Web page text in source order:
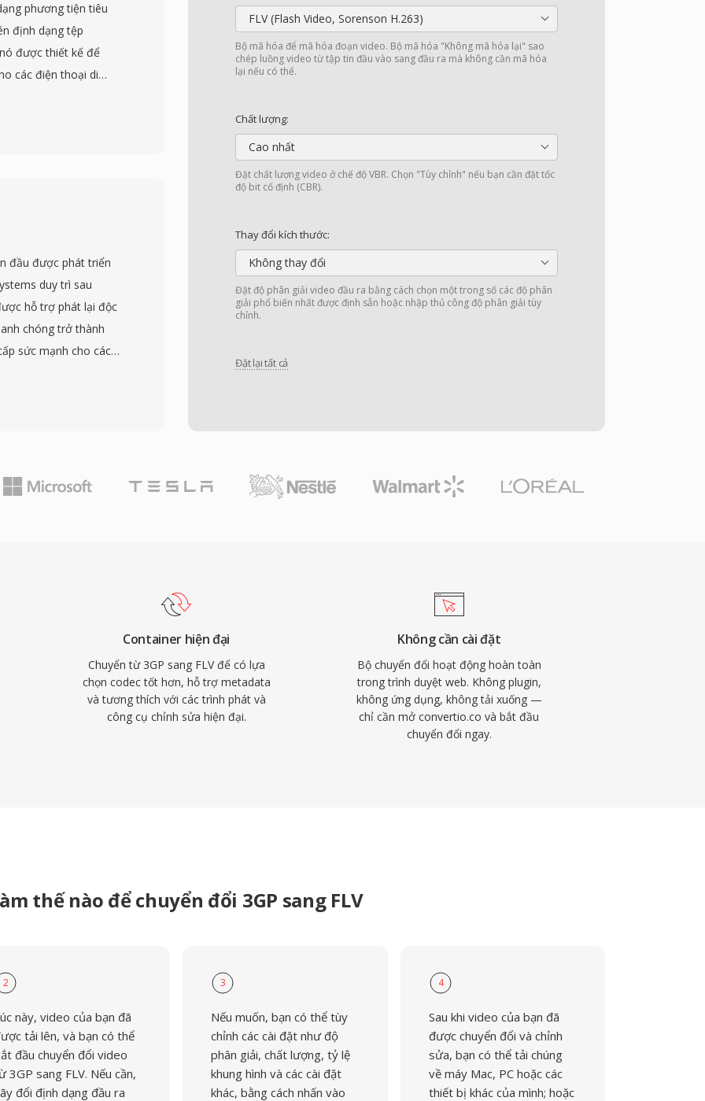
FLV (Flash Video, Sorenson H.263)
Bộ mã hóa để mã hóa đoạn video. Bộ mã hóa "Không mã hóa lại" sao
chép luồng video từ tập tin đầu vào sang đầu ra mà không cần mã hóa
lại nếu có thể.
Chất lượng:
Cao nhất
Đặt chất lượng video ở chế độ VBR. Chọn "Tùy chỉnh" nếu bạn cần đặt tốc
độ bit cố định (CBR).
Thay đổi kích thước:
Không thay đổi
Đặt độ phân giải video đầu ra bằng cách chọn một trong số các độ phân
giải phổ biến nhất được định sẵn hoặc nhập thủ công độ phân giải tùy
chỉnh.
Đặt lại tất cả
phương tiện tiêu
định dạng tệp
được thiết kế để
các điện thoại di
lưu trữ và phát video
có trong tệp MP4
mạng GSM và
văn bản đồng bộ thời
áp dụng rộng rãi từ
hầu như mọi điện
3GP một cách tự
nay ưu tiên MP4
đầu được phát triển
duy trì sau
hỗ trợ phát lại độc
chóng trở thành
sức mạnh cho các
cuối những năm
duyệt khác nhau
nơi, giải quyết vấn đề
nhúng với các điểm
điều hướng chương
trực tuyến từ một
một phương tiện
bản giải trí, giáo dục và
và các codec
tệp FLV vẫn còn
Container hiện đại
Chuyển từ 3GP sang FLV để có lựa
chọn codec tốt hơn, hỗ trợ metadata
và tương thích với các trình phát và
công cụ chỉnh sửa hiện đại.
Không cần cài đặt
Bộ chuyển đổi hoạt động hoàn toàn
trong trình duyệt web. Không plugin,
không ứng dụng, không tải xuống —
chỉ cần mở convertio.co và bắt đầu
chuyển đổi ngay.
thế nào để chuyển đổi 3GP sang FLV
2
này, video của bạn đã
tải lên, và bạn có thể
đầu chuyển đổi video
3GP sang FLV. Nếu cần,
đổi định dạng đầu ra
3
Nếu muốn, bạn có thể tùy
chỉnh các cài đặt như độ
phân giải, chất lượng, tỷ lệ
khung hình và các cài đặt
khác, bằng cách nhấn vào
4
Sau khi video của bạn đã
được chuyển đổi và chỉnh
sửa, bạn có thể tải chúng
về máy Mac, PC hoặc các
thiết bị khác của mình; hoặc